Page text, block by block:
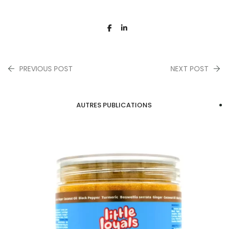
PREVIOUS POST NEXT POST
AUTRES PUBLICATIONS